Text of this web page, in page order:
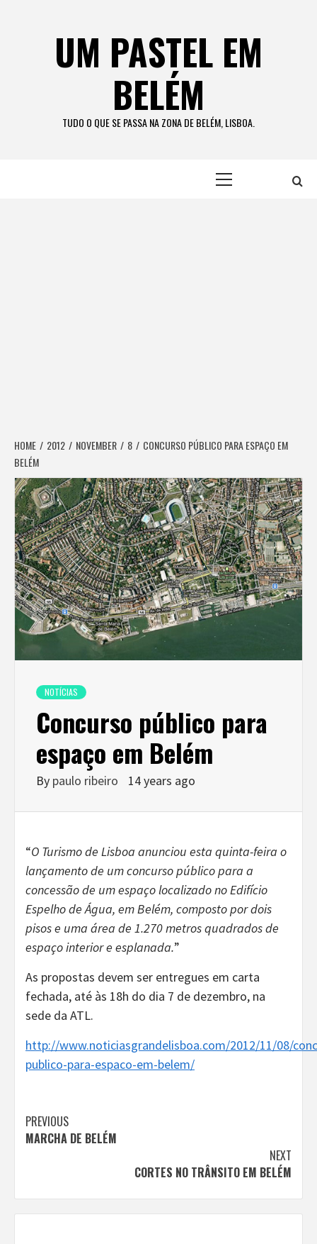
UM PASTEL EM
BELÉM
TUDO O QUE SE PASSA NA ZONA DE BELÉM, LISBOA.
HOME 2012 NOVEMBER 8
CONCURSO PÚBLICO PARA ESPAÇO EM
BELÉM
NOTÍCIAS
Concurso público para
espaço em Belém
By paulo ribeiro 14 years ago
“O Turismo de Lisboa anunciou esta quinta-feira o
lançamento de um concurso público para a
concessão de um espaço localizado no Edifício
Espelho de Água, em Belém, composto por dois
pisos e uma área de 1.270 metros quadrados de
espaço interior e esplanada.”
As propostas devem ser entregues em carta
fechada, até às 18h do dia 7 de dezembro, na
sede da ATL.
http://www.noticiasgrandelisboa.com/2012/11/08/
publico-para-espaco-em-belem/
Continue
Reading
PREVIOUS
MARCHA DE BELÉM
NEXT
CORTES NO TRÂNSITO EM BELÉM